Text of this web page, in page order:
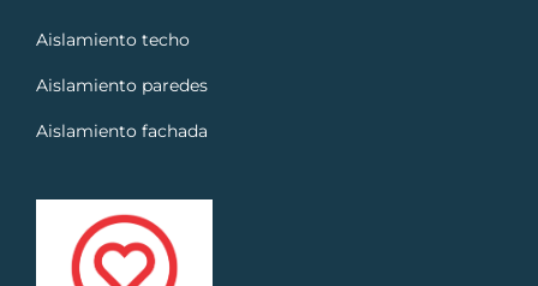
Aislamiento techo
Aislamiento paredes
Aislamiento fachada